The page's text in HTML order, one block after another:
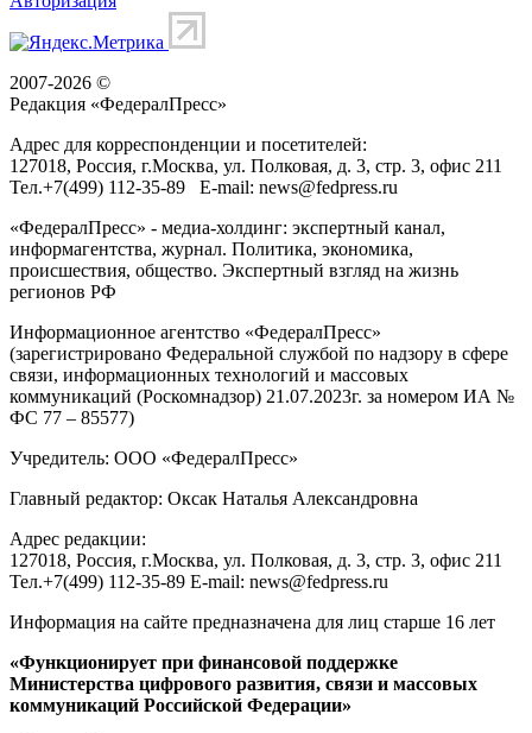
2007-2026 ©
Редакция «ФедералПресс»
Адрес для корреспонденции и посетителей:
127018, Россия, г.Москва, ул. Полковая, д. 3, стр. 3, офис 211
Тел.+7(499) 112-35-89 E-mail: news@fedpress.ru
«ФедералПресс» - медиа-холдинг: экспертный канал,
информагентства, журнал. Политика, экономика,
происшествия, общество. Экспертный взгляд на жизнь
регионов РФ
Информационное агентство «ФедералПресс»
(зарегистрировано Федеральной службой по надзору в сфере
связи, информационных технологий и массовых
коммуникаций (Роскомнадзор) 21.07.2023г. за номером ИА №
ФС 77 – 85577)
Учредитель: ООО «ФедералПресс»
Главный редактор: Оксак Наталья Александровна
Адрес редакции:
127018, Россия, г.Москва, ул. Полковая, д. 3, стр. 3, офис 211
Тел.+7(499) 112-35-89 E-mail: news@fedpress.ru
Информация на сайте предназначена для лиц старше 16 лет
«Функционирует при финансовой поддержке
Министерства цифрового развития, связи и массовых
коммуникаций Российской Федерации»